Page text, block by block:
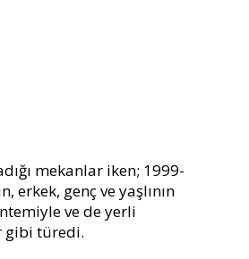
mekanlar iken; 1999-
erkek, genç ve yaşlının
ve de yerli
gibi türedi.